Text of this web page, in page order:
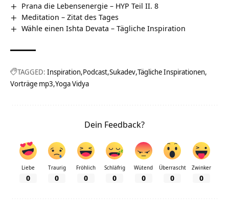
Prana die Lebensenergie – HYP Teil II. 8
Meditation – Zitat des Tages
Wähle einen Ishta Devata – Tägliche Inspiration
TAGGED: Inspiration Podcast Sukadev Tägliche Inspirationen
Vorträge mp3 Yoga Vidya
Dein Feedback?
Liebe
0
Traurig
0
Fröhlich
0
Schläfrig
0
Wütend
0
Überrascht
0
Zwinker
0